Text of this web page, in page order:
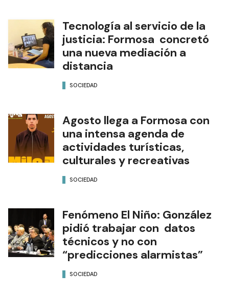
Tecnología al servicio de la
justicia: Formosa concretó
una nueva mediación a
distancia
SOCIEDAD
Agosto llega a Formosa con
una intensa agenda de
actividades turísticas,
culturales y recreativas
SOCIEDAD
Fenómeno El Niño: González
pidió trabajar con datos
técnicos y no con
“predicciones alarmistas”
SOCIEDAD